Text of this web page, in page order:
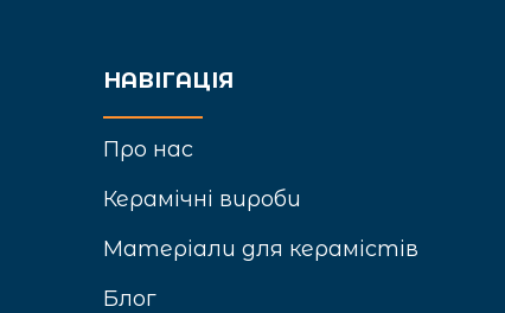
НАВІГАЦІЯ
Про нас
Керамічні вироби
Матеріали для керамістів
Блог